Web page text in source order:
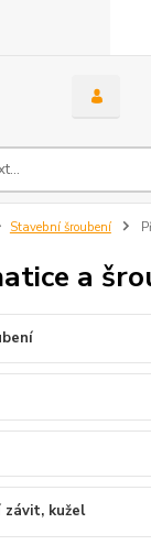
Stavební šroubení
a
závit, kužel